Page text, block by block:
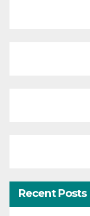
Recent Posts